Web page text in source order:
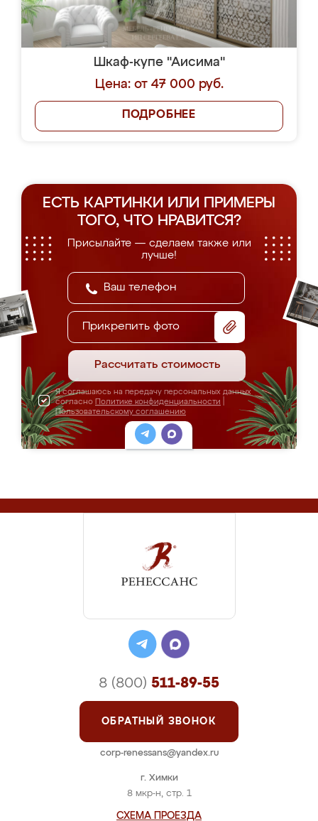
Шкаф-купе "Аисима"
Цена: от 47 000 руб.
ПОДРОБНЕЕ
ЕСТЬ КАРТИНКИ ИЛИ ПРИМЕРЫ
ТОГО, ЧТО НРАВИТСЯ?
Присылайте — сделаем также или
лучше!
Прикрепить фото
Рассчитать стоимость
Я соглашаюсь на передачу персональных данных
согласно Политике конфиденциальности
Пользовательскому соглашению
г. Химки
8 мкр-н, стр. 1
СХЕМА ПРОЕЗДА
8 (800) 511-89-55
ОБРАТНЫЙ ЗВОНОК
corp-renessans@yandex.ru